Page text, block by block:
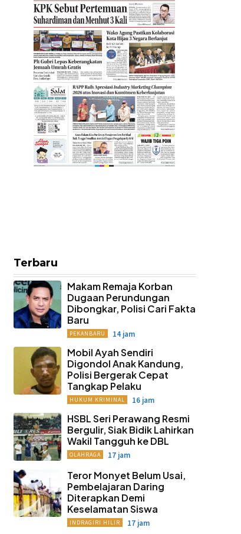
Terbaru
Makam Remaja Korban
Dugaan Perundungan
Dibongkar, Polisi Cari Fakta
Baru
PEKANBARU 14 jam
Mobil Ayah Sendiri
Digondol Anak Kandung,
Polisi Bergerak Cepat
Tangkap Pelaku
HUKUM KRIMINAL 16 jam
HSBL Seri Perawang Resmi
Bergulir, Siak Bidik Lahirkan
Wakil Tangguh ke DBL
OLAHRAGA 17 jam
Teror Monyet Belum Usai,
Pembelajaran Daring
Diterapkan Demi
Keselamatan Siswa
INDRAGIRI HILIR 17 jam